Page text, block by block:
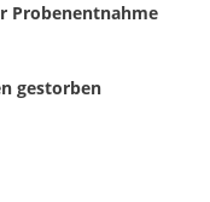
Probenentnahme
gestorben